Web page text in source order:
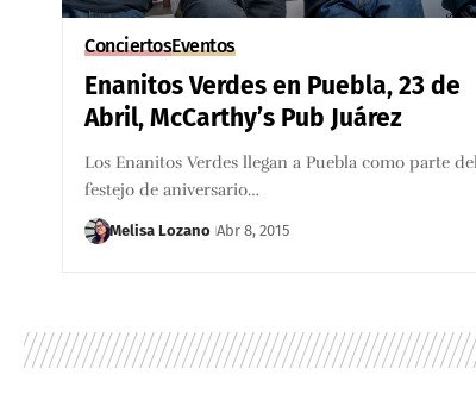
ConciertosEventos
Enanitos Verdes en Puebla, 23 de
Abril, McCarthy’s Pub Juárez
Los Enanitos Verdes llegan a Puebla como parte
festejo de aniversario…
Melisa Lozano Abr 8, 2015